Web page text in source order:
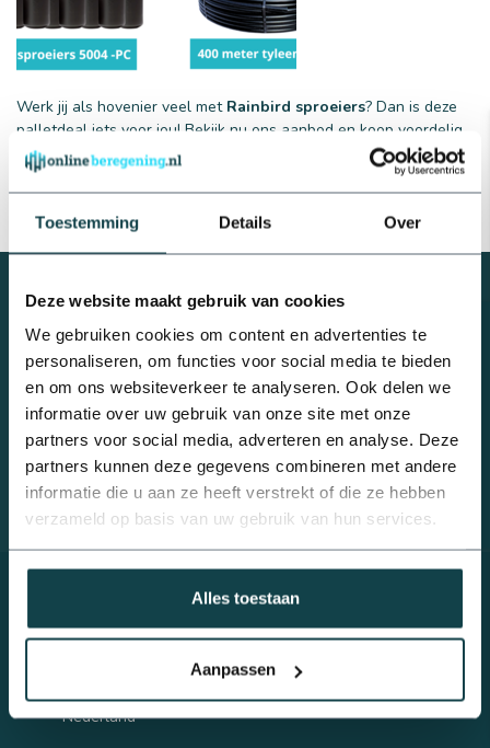
Toestemming Details Over
Deze website maakt gebruik van cookies
We gebruiken cookies om content en advertenties te
personaliseren, om functies voor social media te bieden
en om ons websiteverkeer te analyseren. Ook delen we
informatie over uw gebruik van onze site met onze
partners voor social media, adverteren en analyse. Deze
partners kunnen deze gegevens combineren met andere
informatie die u aan ze heeft verstrekt of die ze hebben
verzameld op basis van uw gebruik van hun services.
Alles toestaan
Aanpassen
Werk jij als hovenier veel met Rainbird sproeiers? Dan is deze
palletdeal iets voor jou! Bekijk nu ons aanbod en koop voordelig
je materialen in.
Advies nodig van een
beregeningsspecialist?
Met al meer dan 10 jaar ervaring is geen vraag ons te gek.
Telefonisch contact: 0488 - 740 032 of stuur een mail naar
info@onlineberegening.nl
Klantenservice
Houtmanskampweg 9
Nederland
Beregeningsplan?